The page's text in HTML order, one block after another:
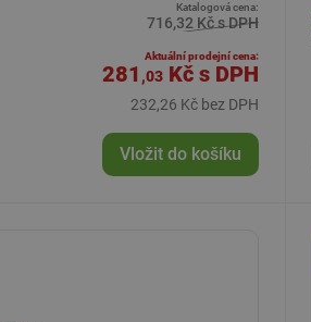
Katalogová cena:
716,32 Kč s DPH
Aktuální prodejní cena:
281 ,03 Kč s DPH
232,26 Kč bez DPH
Vložit do košíku